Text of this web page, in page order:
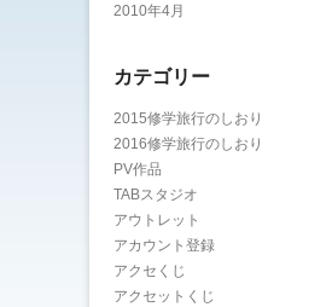
2010年4月
カテゴリー
2015修学旅行のしおり
2016修学旅行のしおり
PV作品
TABスタジオ
アウトレット
アカウント登録
アクセくじ
アクセットくじ